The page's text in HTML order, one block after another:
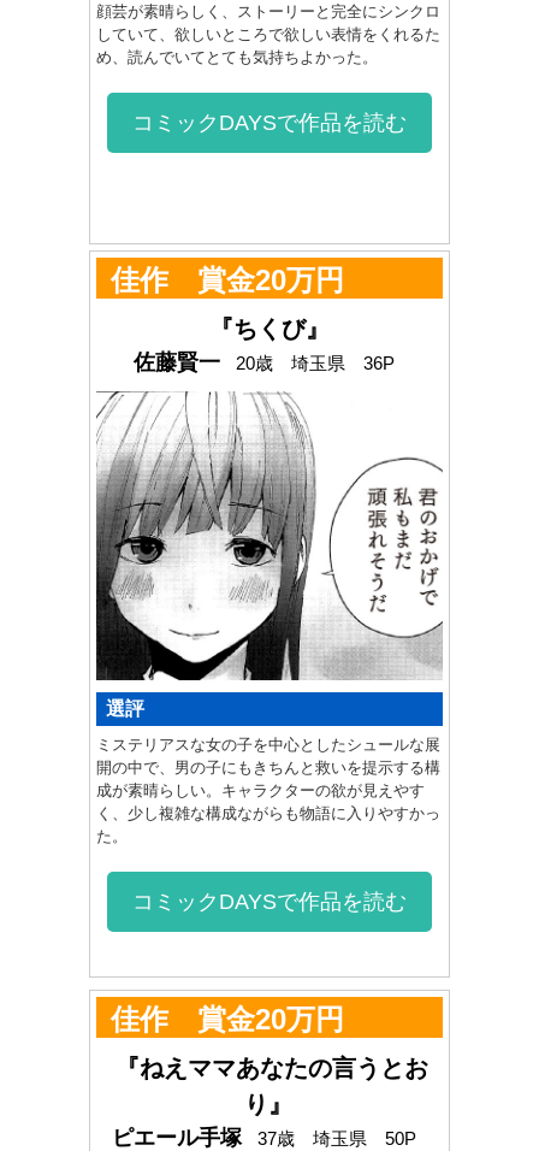
顔芸が素晴らしく、ストーリーと完全にシンクロ
していて、欲しいところで欲しい表情をくれるた
め、読んでいてとても気持ちよかった。
コミックDAYSで作品を読む
佳作 賞金20万円
『ちくび』
佐藤賢一 20歳 埼玉県 36P
選評
ミステリアスな女の子を中心としたシュールな展
開の中で、男の子にもきちんと救いを提示する構
成が素晴らしい。キャラクターの欲が見えやす
く、少し複雑な構成ながらも物語に入りやすかっ
た。
コミックDAYSで作品を読む
佳作 賞金20万円
『ねえママあなたの言うとお
り』
ピエール手塚 37歳 埼玉県 50P